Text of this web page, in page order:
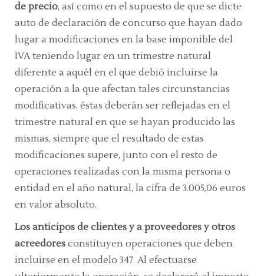
de precio, así como en el supuesto de que se dicte
auto de declaración de concurso que hayan dado
lugar a modificaciones en la base imponible del
IVA teniendo lugar en un trimestre natural
diferente a aquél en el que debió incluirse la
operación a la que afectan tales circunstancias
modificativas, éstas deberán ser reflejadas en el
trimestre natural en que se hayan producido las
mismas, siempre que el resultado de estas
modificaciones supere, junto con el resto de
operaciones realizadas con la misma persona o
entidad en el año natural, la cifra de 3.005,06 euros
en valor absoluto.
Los anticipos de clientes y a proveedores y otros
acreedores constituyen operaciones que deben
incluirse en el modelo 347. Al efectuarse